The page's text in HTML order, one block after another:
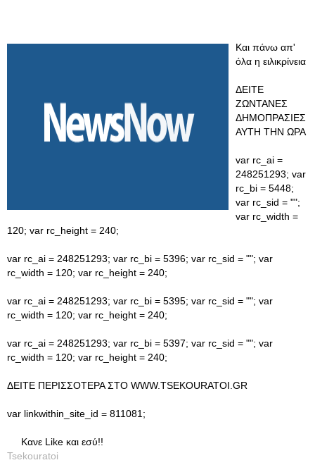
Και πάνω απ'
όλα η ειλικρίνεια
ΔΕΙΤΕ
ΖΩΝΤΑΝΕΣ
ΔΗΜΟΠΡΑΣΙΕΣ
ΑΥΤΗ ΤΗΝ ΩΡΑ
var rc_ai =
248251293; var
rc_bi = 5448;
var rc_sid = "";
var rc_width =
120; var rc_height = 240;
var rc_ai = 248251293; var rc_bi = 5396; var rc_sid = ""; var
rc_width = 120; var rc_height = 240;
var rc_ai = 248251293; var rc_bi = 5395; var rc_sid = ""; var
rc_width = 120; var rc_height = 240;
var rc_ai = 248251293; var rc_bi = 5397; var rc_sid = ""; var
rc_width = 120; var rc_height = 240;
ΔΕΙΤΕ ΠΕΡΙΣΣΟΤΕΡΑ ΣΤΟ WWW.TSEKOURATOI.GR
var linkwithin_site_id = 811081;
Κανε Like και εσύ!!
Tsekouratoi